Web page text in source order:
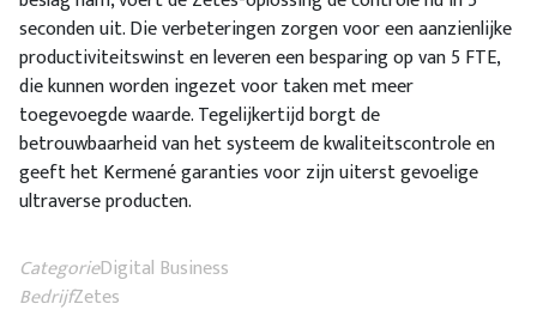
seconden uit. Die verbeteringen zorgen voor een aanzienlijke
productiviteitswinst en leveren een besparing op van 5 FTE,
die kunnen worden ingezet voor taken met meer
toegevoegde waarde. Tegelijkertijd borgt de
betrouwbaarheid van het systeem de kwaliteitscontrole en
geeft het Kermené garanties voor zijn uiterst gevoelige
ultraverse producten.
CategorieDigital Business
BedrijfZetes